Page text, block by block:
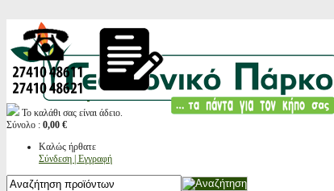
Το καλάθι σας είναι άδειο.
Σύνολο : 0,00 €
Καλώς ήρθατε
Σύνδεση | Εγγραφή